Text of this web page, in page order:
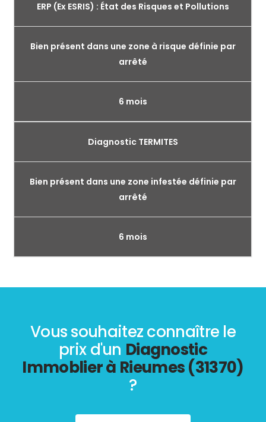
ERP (Ex ESRIS) : État des Risques et Pollutions
Bien présent dans une zone à risque définie par
arrêté
6 mois
Diagnostic TERMITES
Bien présent dans une zone infestée définie par
arrêté
6 mois
Vous souhaitez connaître le
prix d'un Diagnostic
Immoblier à Rieumes (31370)
?